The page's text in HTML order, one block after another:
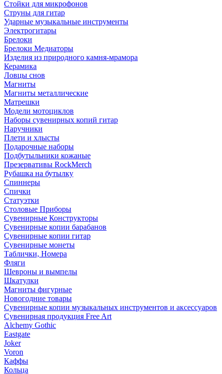
Стойки для микрофонов
Струны для гитар
Ударные музыкальные инструменты
Электрогитары
Брелоки
Брелоки Медиаторы
Изделия из природного камня-мрамора
Керамика
Ловцы снов
Магниты
Магниты металлические
Матрешки
Модели мотоциклов
Наборы сувенирных копий гитар
Наручники
Плети и хлысты
Подарочные наборы
Подбутыльники кожаные
Презервативы RockMerch
Рубашка на бутылку
Спиннеры
Спички
Статуэтки
Столовые Приборы
Сувенирные Конструкторы
Сувенирные копии барабанов
Сувенирные копии гитар
Сувенирные монеты
Таблички, Номера
Фляги
Шевроны и вымпелы
Шкатулки
Магниты фигурные
Новогодние товары
Сувенирные копии музыкальных инструментов и аксессуаров
Сувенирная продукция Free Art
Alchemy Gothic
Eastgate
Joker
Voron
Каффы
Кольца